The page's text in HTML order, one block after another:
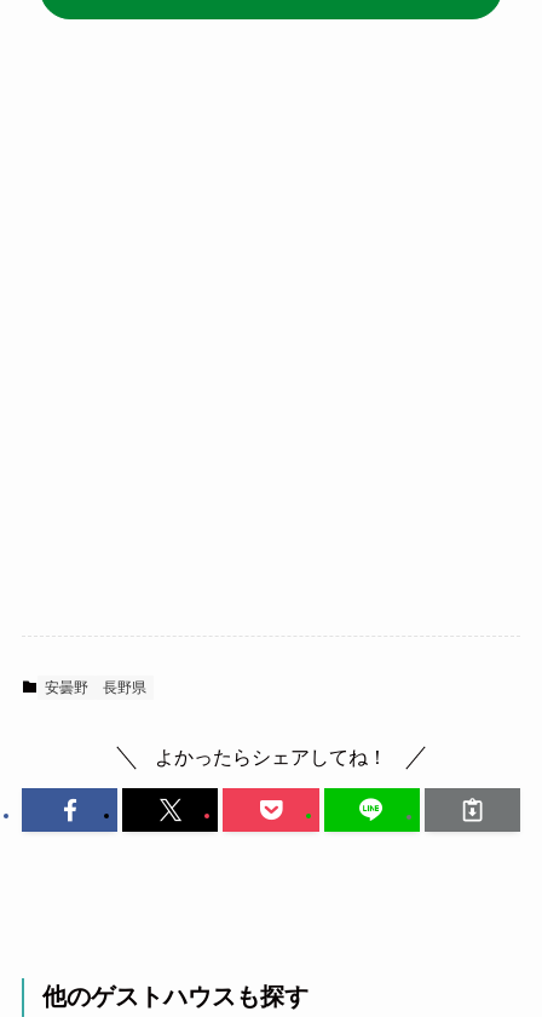
安曇野 長野県
よかったらシェアしてね！
他のゲストハウスも探す